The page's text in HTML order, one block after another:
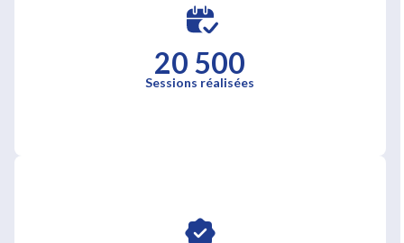
20 500
Sessions réalisées